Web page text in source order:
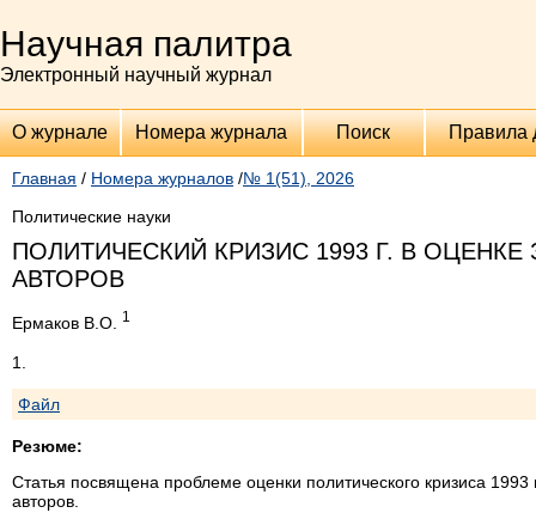
Научная палитра
Электронный научный журнал
О журнале Номера журнала Поиск Правила
Главная / Номера журналов /№ 1(51), 2026
Политические науки
ПОЛИТИЧЕСКИЙ КРИЗИС 1993 Г. В
АВТОРОВ
Ермаков В.О. 1
1.
Файл
Резюме:
Статья посвящена проблеме оценки политического кризиса
авторов.